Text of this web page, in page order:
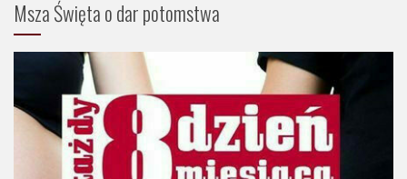
Msza Święta o dar potomstwa